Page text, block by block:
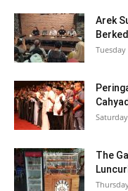
Arek
Tuesday
The